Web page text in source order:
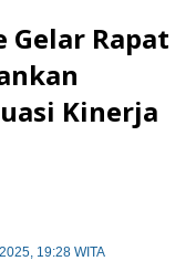
Gelar Rapat
Kinerja
19:28 WITA